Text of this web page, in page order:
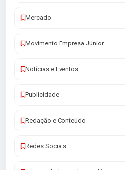
Mercado
Movimento Empresa Júnior
Notícias e Eventos
Publicidade
Redação e Conteúdo
Redes Sociais